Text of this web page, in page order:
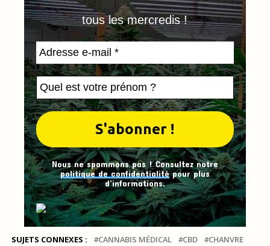
tous les mercredis !
Nous ne spammons pas ! Consultez notre
politique de confidentialitépour plus
d’informations.
SUJETS CONNEXES : CANNABIS MÉDICAL CBD CHANVRE